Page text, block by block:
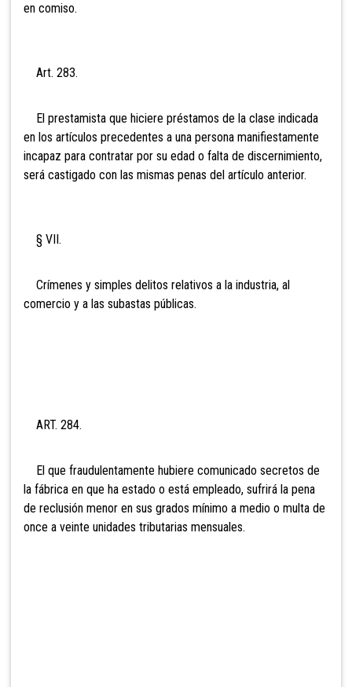
en comiso.
Art. 283.
El prestamista que hiciere préstamos de la clase indicada
en los artículos precedentes a una persona manifiestamente
incapaz para contratar por su edad o falta de discernimiento,
será castigado con las mismas penas del artículo anterior.
§ VII.
Crímenes y simples delitos relativos a la industria, al
comercio y a las subastas públicas.
ART. 284.
El que fraudulentamente hubiere comunicado secretos de
la fábrica en que ha estado o está empleado, sufrirá la pena
de reclusión menor en sus grados mínimo a medio o multa de
once a veinte unidades tributarias mensuales.